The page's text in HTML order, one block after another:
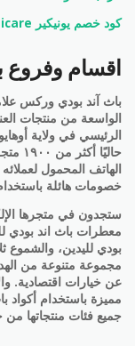
كود خصم يونيكير unicare للعناية والتجميل – مرحبا خصومات
اقسام
باث آند بودي وركس
الرئيسي في ولاية
الهاتف المحمول
خصومات هائلة
ستجدون في متجرها
معطرات باث اند بودي
بودي لليدين، والشموع
مجموعة متنوعة من
عن خيارات اقتصادية.
مميزة باستخدام أكواد
جميع فئات منتجاتها من